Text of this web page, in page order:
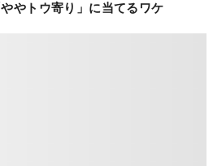
やトウ寄り」に当てるワケ